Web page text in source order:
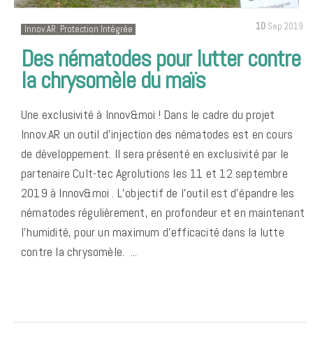
10 Sep 2019
Innov.AR, Protection Intégrée
Des nématodes pour lutter contre
la chrysomèle du maïs
Une exclusivité à Innov&moi ! Dans le cadre du projet
Innov.AR un outil d’injection des nématodes est en cours
de développement. Il sera présenté en exclusivité par le
partenaire Cult-tec Agrolutions les 11 et 12 septembre
2019 à Innov&moi . L’objectif de l’outil est d’épandre les
nématodes régulièrement, en profondeur et en maintenant
l’humidité, pour un maximum d’efficacité dans la lutte
contre la chrysomèle. ...